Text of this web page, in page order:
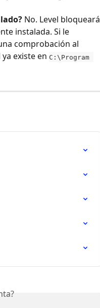
No. Level bloqueará
instalada. Si le
comprobación al
existe en C:\Program